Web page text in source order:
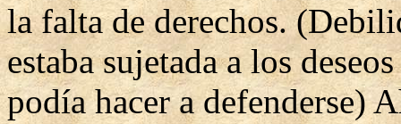
la falta de derechos.
estaba sujetada a los
podía hacer a defenderse)